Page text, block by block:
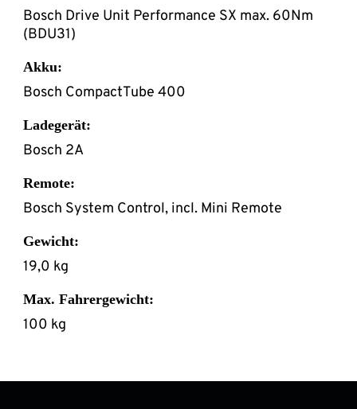
Bosch Drive Unit Performance SX max. 60Nm
(BDU31)
Akku:
Bosch CompactTube 400
Ladegerät:
Bosch 2A
Remote:
Bosch System Control, incl. Mini Remote
Gewicht:
19,0 kg
Max. Fahrergewicht:
100 kg